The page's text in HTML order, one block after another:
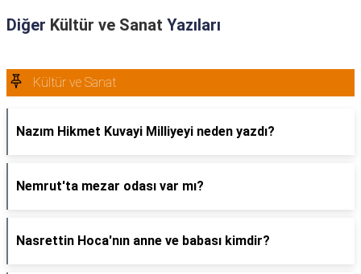
Diğer Kültür ve Sanat Yazıları
Kültür ve Sanat
Nazım Hikmet Kuvayi Milliyeyi neden yazdı?
Nemrut'ta mezar odası var mı?
Nasrettin Hoca'nın anne ve babası kimdir?